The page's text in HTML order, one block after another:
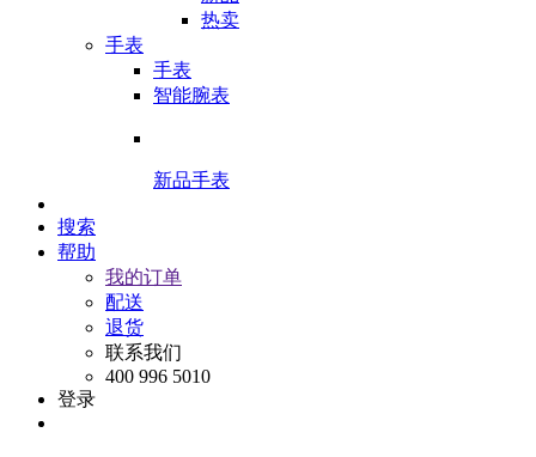
热卖
手表
手表
智能腕表
新品手表
搜索
帮助
我的订单
配送
退货
联系我们
400 996 5010
登录